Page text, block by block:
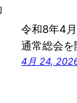
令和8年4
通常総会
4月 24,